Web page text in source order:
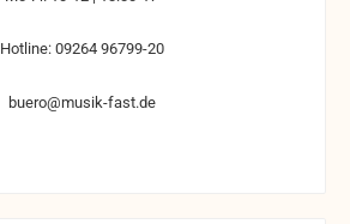
Hotline: 09264 96799-20
buero@musik-fast.de